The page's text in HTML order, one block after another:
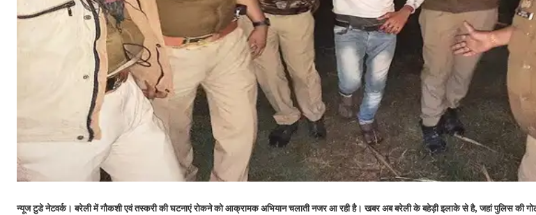
न्यूज टुडे नेटवर्क। बरेली में गौकशी एवं तस्करी की घटनाएं रोकने को आक्रामक अभियान चलाती नजर आ रही है। खबर अब बरेली के बहेड़ी इलाके से है,जहां पुलिस की